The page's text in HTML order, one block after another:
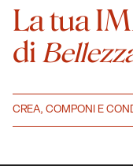
La tua
di
CREA, COMPONI E